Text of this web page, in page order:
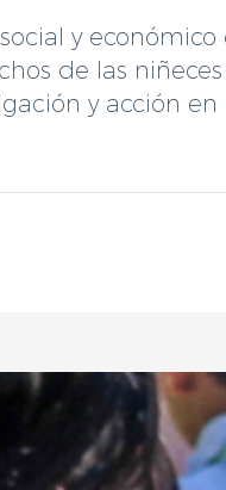
y
de las niñeces
y acción